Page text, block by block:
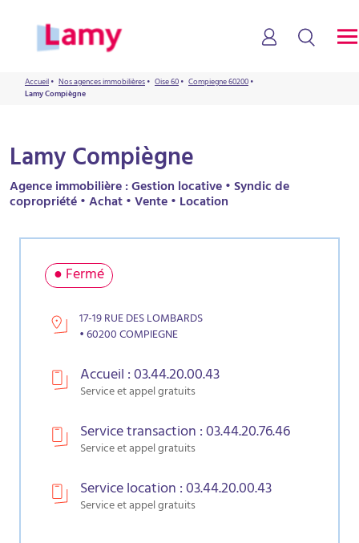
Accueil• Nos agences immobilières• Oise 60• Compiegne 60200•
Lamy Compiègne
Lamy Compiègne
Agence immobilière : Gestion locative • Syndic de
copropriété • Achat • Vente • Location
● Fermé
17-19 RUE DES LOMBARDS
• 60200 COMPIEGNE
Accueil : 03.44.20.00.43
Service et appel gratuits
Service transaction : 03.44.20.76.46
Service et appel gratuits
Service location : 03.44.20.00.43
Service et appel gratuits